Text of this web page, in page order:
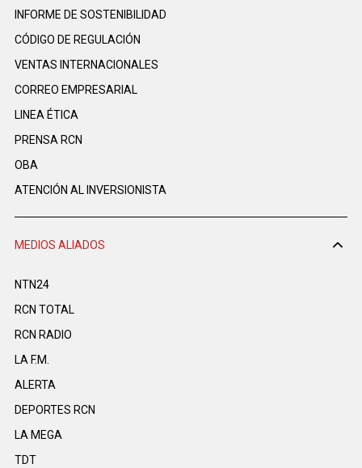
INFORME DE SOSTENIBILIDAD
CÓDIGO DE REGULACIÓN
VENTAS INTERNACIONALES
CORREO EMPRESARIAL
LINEA ÉTICA
PRENSA RCN
OBA
ATENCIÓN AL INVERSIONISTA
MEDIOS ALIADOS
NTN24
RCN TOTAL
RCN RADIO
LA F.M.
ALERTA
DEPORTES RCN
LA MEGA
TDT